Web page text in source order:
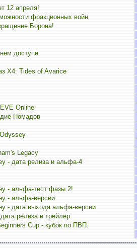
12 апреля!
фракционных войн
Борона!
доступе
X4: Tides of Avarice
Online
Номадов
Legacy
- дата релиза и альфа-4
- альфа-тест фазы 2!
- альфа-версии
- дата выхода альфа-версии
релиза и трейлер
Cup - кубок по ПВП.